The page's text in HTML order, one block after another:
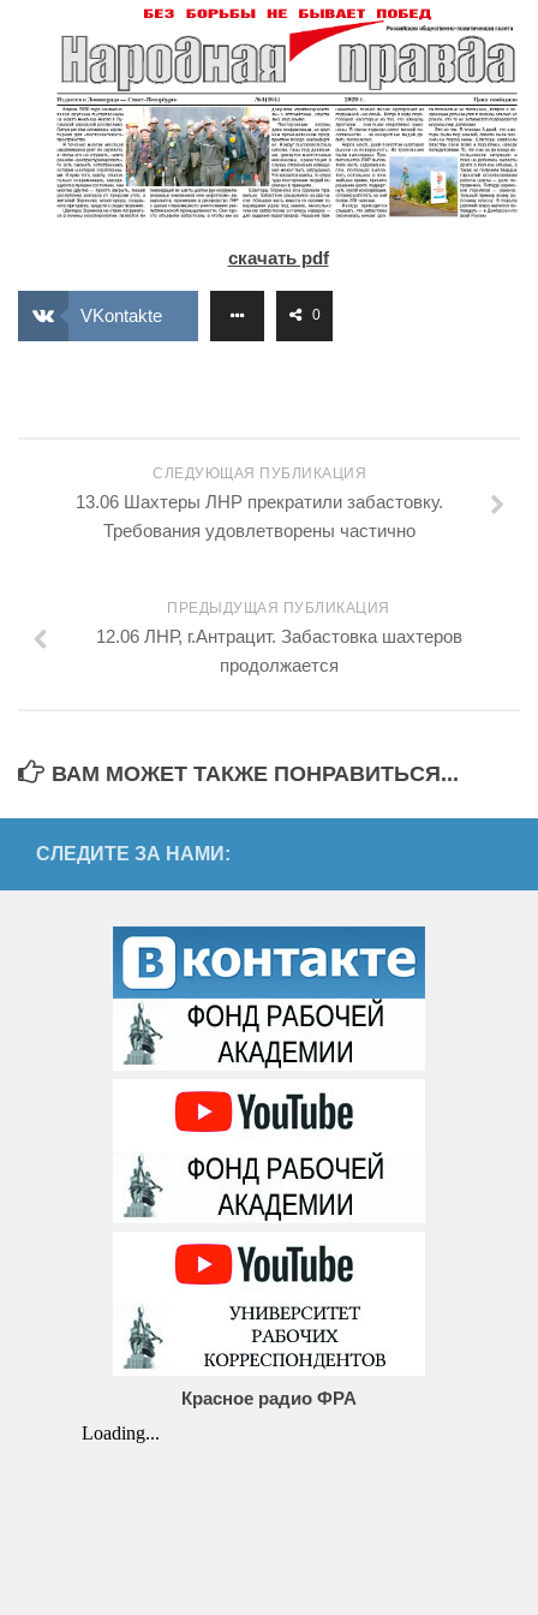
ИЗУЧЕНИЕ ДИАЛЕКТИКИ
ПРОФСОЮЗНАЯ БОРЬБА
ФЕДЕРАЦИЯ ПРОФСОЮЗОВ РОССИИ
НАРОДНАЯ ПРАВДА
скачать pdf
VKontakte 0
СЛЕДУЮЩАЯ ПУБЛИКАЦИЯ
13.06 Шахтеры ЛНР прекратили забастовку.
Требования удовлетворены частично
ПРЕДЫДУЩАЯ ПУБЛИКАЦИЯ
12.06 ЛНР, г.Антрацит. Забастовка шахтеров
продолжается
ВАМ МОЖЕТ ТАКЖЕ ПОНРАВИТЬСЯ...
СЛЕДИТЕ ЗА НАМИ:
Красное радио ФРА